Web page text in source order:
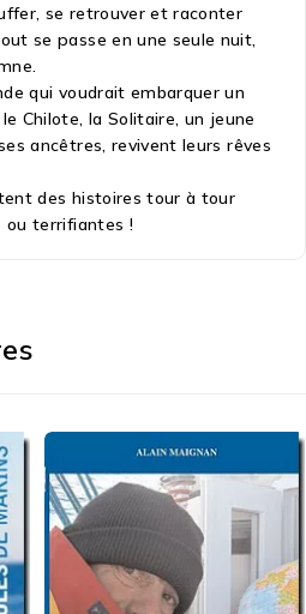
se retrouver et raconter
se passe en une seule nuit,
qui voudrait embarquer un
Chilote, la Solitaire, un jeune
ancêtres, revivent leurs rêves
des histoires tour à tour
ou terrifiantes !